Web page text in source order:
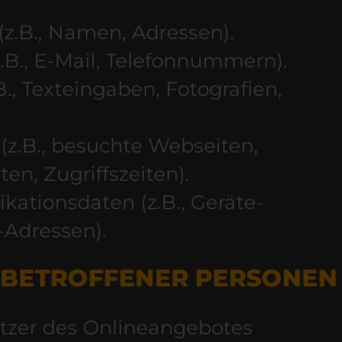
Namen, Adressen).
E-Mail, Telefonnummern).
Texteingaben, Fotografien,
besuchte Webseiten,
Zugriffszeiten).
(z.B., Geräte-
PERSONEN
des Onlineangebotes